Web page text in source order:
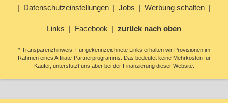
Datenschutzeinstellungen Jobs Werbung schalten
Links Facebook zurück nach oben
* Transparenzhinweis: Für gekennzeichnete Links erhalten wir Provisionen im
Rahmen eines Affiliate-Partnerprogramms. Das bedeutet keine Mehrkosten für
Käufer, unterstützt uns aber bei der Finanzierung dieser Website.